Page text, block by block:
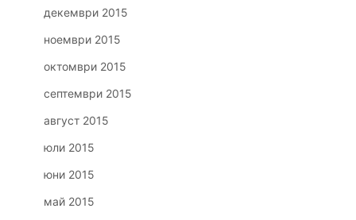
декември 2015
ноември 2015
октомври 2015
септември 2015
август 2015
юли 2015
юни 2015
май 2015